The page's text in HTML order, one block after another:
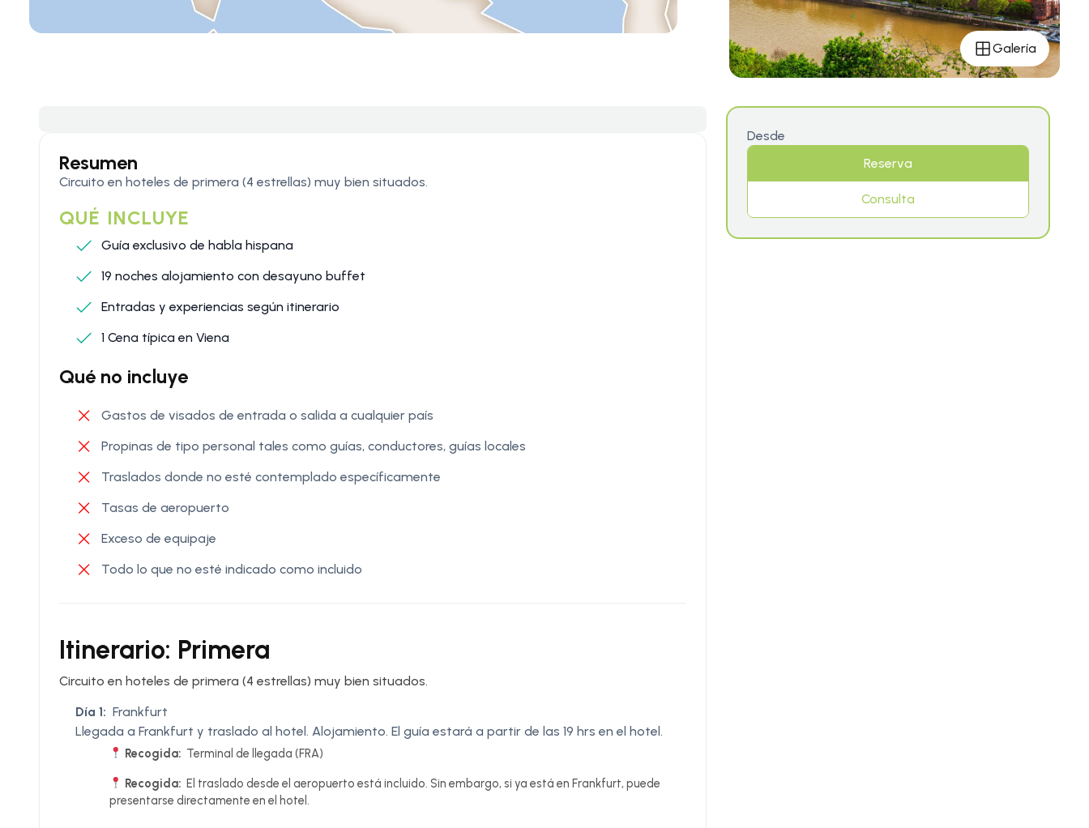
Galería
Resumen
Circuito en hoteles de primera (4 estrellas) muy bien situados.
QUÉ INCLUYE
Guía exclusivo de habla hispana
19 noches alojamiento con desayuno buffet
Entradas y experiencias según itinerario
1 Cena típica en Viena
Qué no incluye
Gastos de visados de entrada o salida a cualquier país
Propinas de tipo personal tales como guías, conductores, guías locales
Traslados donde no esté contemplado específicamente
Tasas de aeropuerto
Exceso de equipaje
Todo lo que no esté indicado como incluido
Itinerario: Primera
Circuito en hoteles de primera (4 estrellas) muy bien situados.
Día 1: Frankfurt
Llegada a Frankfurt y traslado al hotel. Alojamiento. El guía estará a partir de las 19 hrs en el hotel.
Recogida: Terminal de llegada (FRA)
Recogida: El traslado desde el aeropuerto está incluido. Sin embargo, si ya está en Frankfurt, puede
presentarse directamente en el hotel.
Desde
Reserva
Consulta